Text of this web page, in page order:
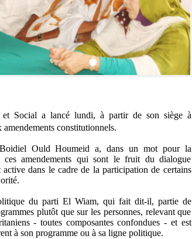
Social a lancé lundi, à partir de son siège à
constitutionnels.
Ould Houmeid a, dans un mot pour la
ces amendements qui sont le fruit du dialogue
dans le cadre de la participation de certains
du parti El Wiam, qui fait dit-il, partie de
plutôt que sur les personnes, relevant que
- toutes composantes confondues - et est
à son programme ou à sa ligne politique.